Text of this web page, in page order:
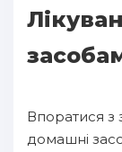
Впоратися з
домашні